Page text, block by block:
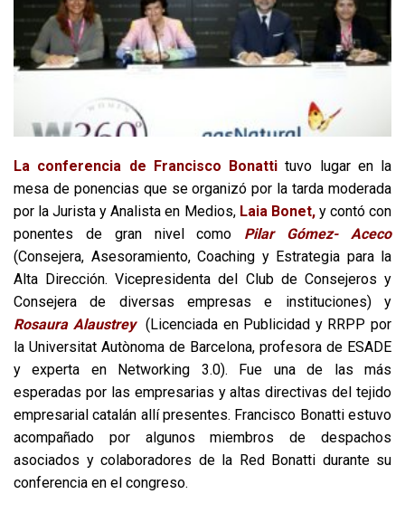
La conferencia de Francisco Bonatti tuvo lugar en la
mesa de ponencias que se organizó por la tarda moderada
por la Jurista y Analista en Medios, Laia Bonet,y contó con
ponentes de gran nivel como Pilar Gómez- Aceco
(Consejera, Asesoramiento, Coaching y Estrategia para la
Alta Dirección. Vicepresidenta del Club de Consejeros y
Consejera de diversas empresas e instituciones) y
Rosaura Alaustrey(Licenciada en Publicidad y RRPP por
la Universitat Autònoma de Barcelona, profesora de ESADE
y experta en Networking 3.0). Fue una de las más
esperadas por las empresarias y altas directivas del tejido
empresarial catalán allí presentes. Francisco Bonatti estuvo
acompañado por algunos miembros de despachos
asociados y colaboradores de la Red Bonatti durante su
conferencia en el congreso.